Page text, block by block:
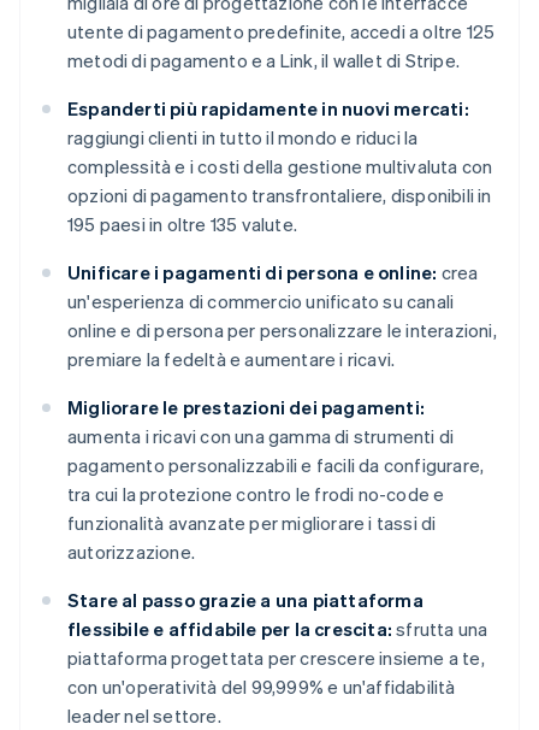
utente di pagamento predefinite, accedi a oltre 125
metodi di pagamento e a Link, il wallet di Stripe.
Espanderti più rapidamente in nuovi mercati:
raggiungi clienti in tutto il mondo e riduci la
complessità e i costi della gestione multivaluta con
opzioni di pagamento transfrontaliere, disponibili in
195 paesi in oltre 135 valute.
Unificare i pagamenti di persona e online: crea
un'esperienza di commercio unificato su canali
online e di persona per personalizzare le interazioni,
premiare la fedeltà e aumentare i ricavi.
Migliorare le prestazioni dei pagamenti:
aumenta i ricavi con una gamma di strumenti di
pagamento personalizzabili e facili da configurare,
tra cui la protezione contro le frodi no-code e
funzionalità avanzate per migliorare i tassi di
autorizzazione.
Stare al passo grazie a una piattaforma
flessibile e affidabile per la crescita: sfrutta una
piattaforma progettata per crescere insieme a te,
con un'operatività del 99,999% e un'affidabilità
leader nel settore.